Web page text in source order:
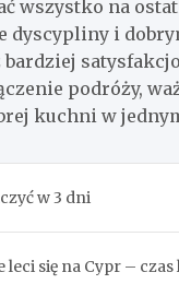
wszystko na
dyscypliny i
bardziej
podróży,
kuchni w
w 3 dni
leci się na Cypr –